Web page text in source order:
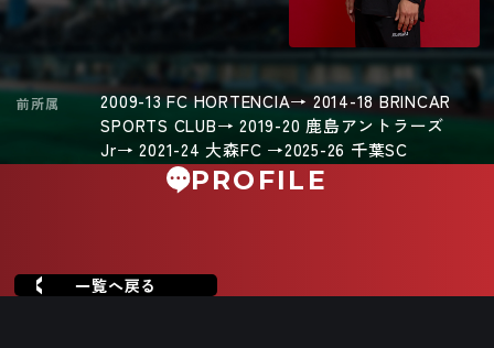
前所属
2009-13 FC HORTENCIA→ 2014-18 BRINCAR
SPORTS CLUB→ 2019-20 鹿島アントラーズ
Jr→ 2021-24 大森FC →2025-26 千葉SC
PROFILE
一覧へ戻る